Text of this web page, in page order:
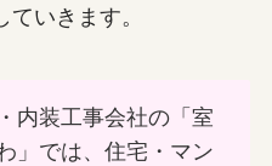
いきます。
内装工事会社の「室
」では、住宅・マン